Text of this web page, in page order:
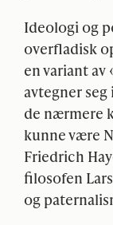
Ideologi og
overfladisk
en variant
avtegner
de nærmere
kunne være
Friedrich
filosofen
og